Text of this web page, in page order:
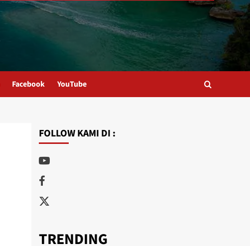
Facebook YouTube
FOLLOW KAMI DI :
Youtube
Facebook
Twitter
TRENDING